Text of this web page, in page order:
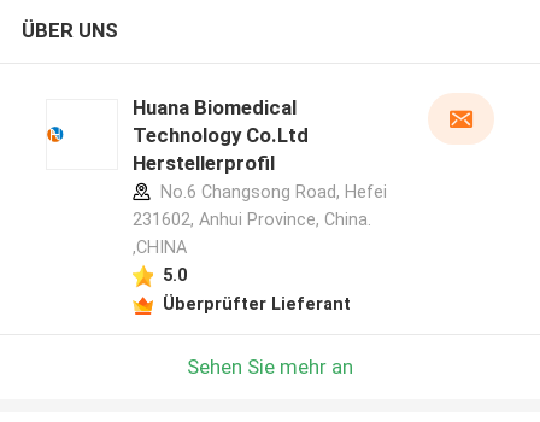
ÜBER UNS
Huana Biomedical
Technology Co.Ltd
Herstellerprofil
No.6 Changsong Road, Hefei
231602, Anhui Province, China.
,CHINA
5.0
Überprüfter Lieferant
Sehen Sie mehr an